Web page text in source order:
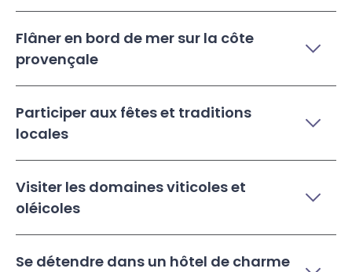
Flâner en bord de mer sur la côte
provençale
Participer aux fêtes et traditions
locales
Visiter les domaines viticoles et
oléicoles
Se détendre dans un hôtel de charme